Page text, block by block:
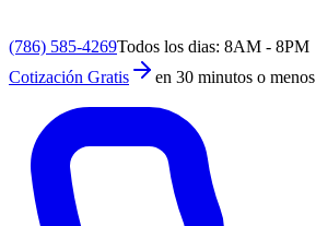
(786) 585-4269Todos los dias: 8AM - 8PM
Cotización Gratis
en 30 minutos o menos